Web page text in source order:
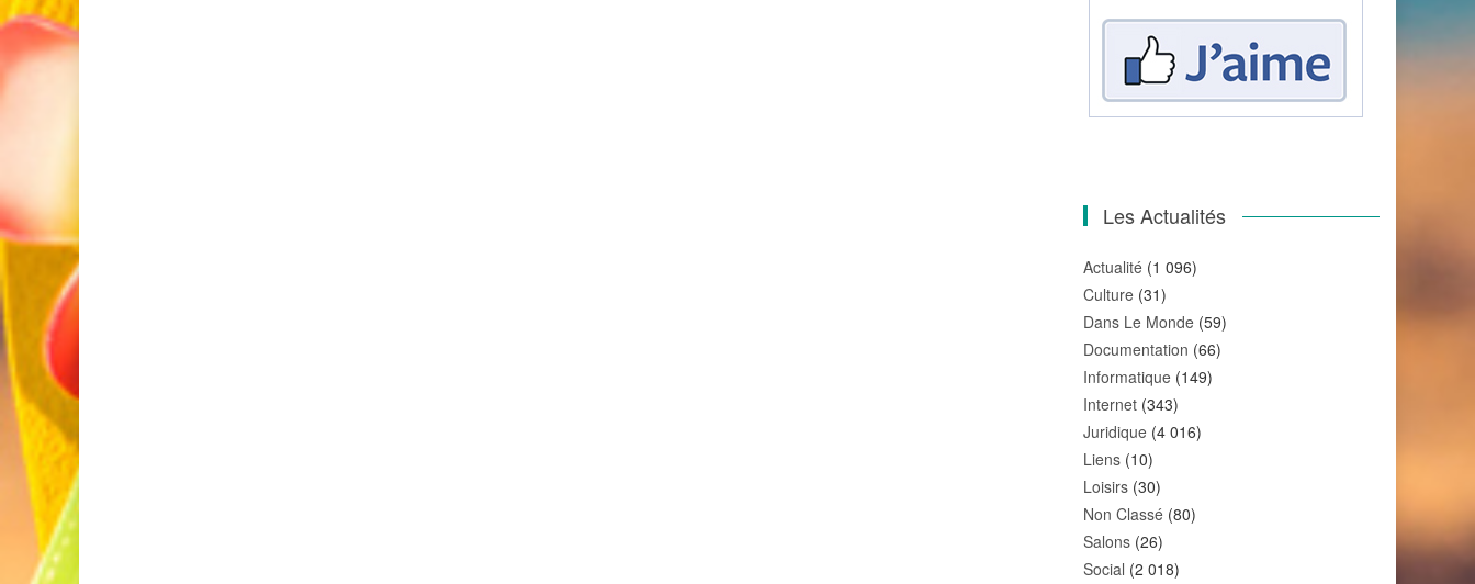
Les Actualités
Actualité (1 096)
Culture (31)
Dans Le Monde (59)
Documentation (66)
Informatique (149)
Internet (343)
Juridique (4 016)
Liens (10)
Loisirs (30)
Non Classé (80)
Salons (26)
Social (2 018)